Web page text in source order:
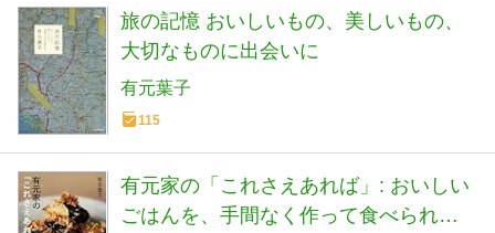
旅の記憶 おいしいもの、美しいもの、
大切なものに出会いに
有元葉子
115
有元家の「これさえあれば」: おいしい
ごはんを、手間なく作って食べられる